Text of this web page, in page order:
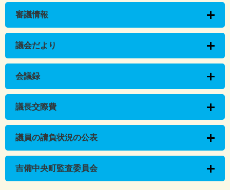
審議情報
議会だより
会議録
議長交際費
議員の請負状況の公表
吉備中央町監査委員会